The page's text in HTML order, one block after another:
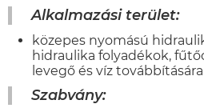
Alkalmazási terület:
közepes nyomású
hidraulika folyadékok,
levegő és víz továbbítására
Szabvány: